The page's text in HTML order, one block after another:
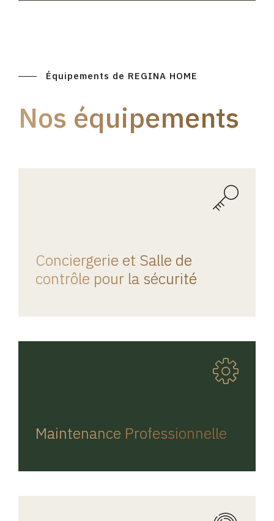
Équipements de REGINA HOME
Nos équipements
Conciergerie et Salle de
contrôle pour la sécurité
Maintenance Professionnelle